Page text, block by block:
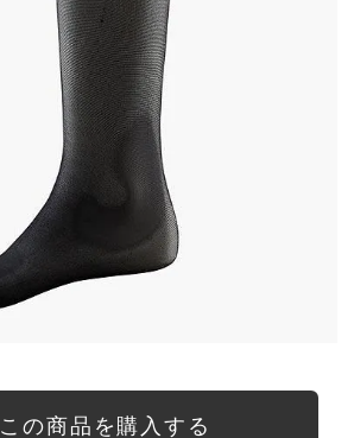
この商品を購入する